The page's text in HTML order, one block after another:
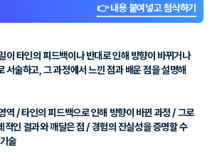
👉 내용 붙여넣고 첨삭하기
이 타인의 피드백이나 반대로 인해 방향이 바뀌거나
서술하고, 그 과정에서 느낀 점과 배운 점을 설명해
역 / 타인의 피드백으로 인해 방향이 바뀐 과정 / 그로
적인 결과와 깨달은 점 / 경험의 진실성을 증명할 수
술